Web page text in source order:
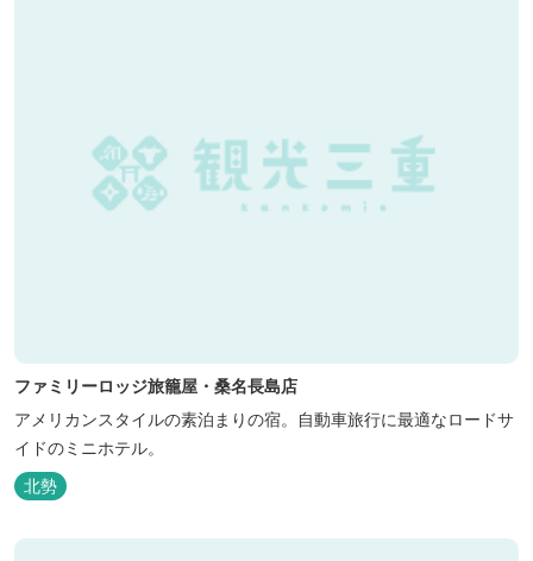
ファミリーロッジ旅籠屋・桑名長島店
アメリカンスタイルの素泊まりの宿。自動車旅行に最適なロードサ
イドのミニホテル。
北勢